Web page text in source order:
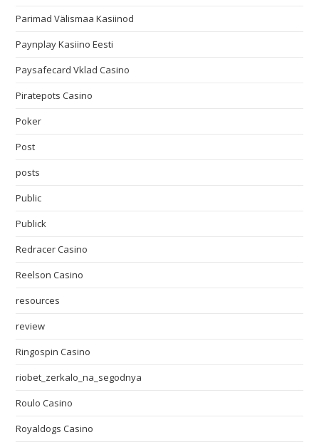
Parimad Välismaa Kasiinod
Paynplay Kasiino Eesti
Paysafecard Vklad Casino
Piratepots Casino
Poker
Post
posts
Public
Publick
Redracer Casino
Reelson Casino
resources
review
Ringospin Casino
riobet_zerkalo_na_segodnya
Roulo Casino
Royaldogs Casino